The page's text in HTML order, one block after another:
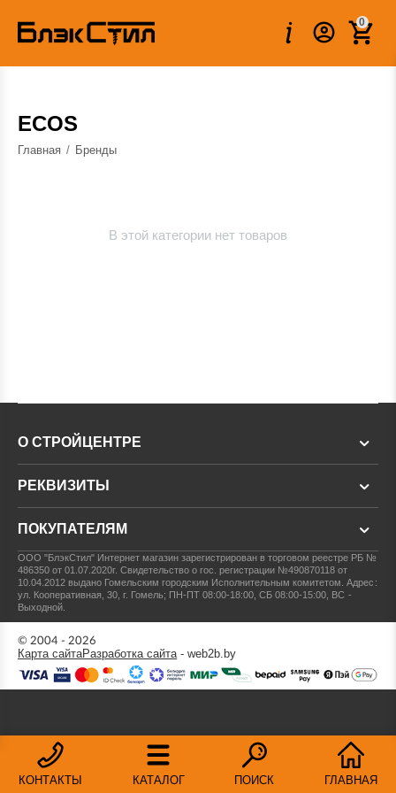
0
ECOS
Главная / Бренды
В этой категории нет товаров
КОНТАКТЫ КАТАЛОГ ПОИСК ГЛАВНАЯ
О СТРОЙЦЕНТРЕ
РЕКВИЗИТЫ
ПОКУПАТЕЛЯМ
ООО "БлэкСтил" Интернет магазин зарегистрирован в торговом реестре РБ №
486350 от 01.07.2020г.Свидетельство о гос. регистрации №490870118 от
10.04.2012 выдано Гомельским городским Исполнительным комитетом.Адрес:
ул. Кооперативная, 30, г. Гомель; ПН-ПТ 08:00-18:00, СБ 08:00-15:00, ВС -
Выходной.
© 2004 - 2026
Карта сайтаРазработка сайта- web2b.by